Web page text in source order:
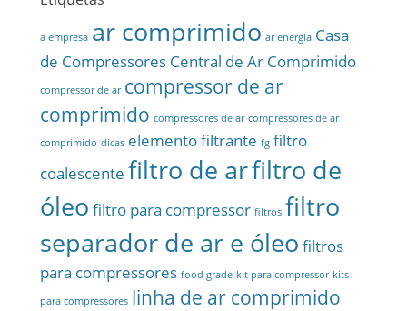
a empresa ar comprimido ar energia Casa
de Compressores Central de Ar Comprimido
compressor de ar compressor de ar
comprimido compressores de ar compressores de ar
comprimido dicas elemento filtrante fg filtro
coalescente filtro de arfiltro de
óleo filtro para compressor filtros filtro
separador de ar e óleo filtros
para compressores food grade kit para compressor kits
para compressores linha de ar comprimido